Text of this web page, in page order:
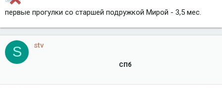
первые прогулки со старшей подружкой Мирой - 3,5 мес.
S stv
СПб